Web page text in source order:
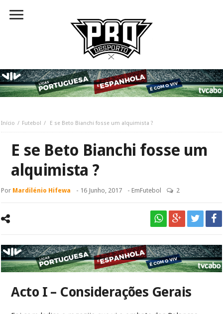
Início Futebol E se Beto Bianchi fosse um alquimista ?
E se Beto Bianchi fosse um
alquimista ?
Por Mardilénio Hifewa - 16 Junho, 2017 - EmFutebol 2
Acto I – Considerações Gerais